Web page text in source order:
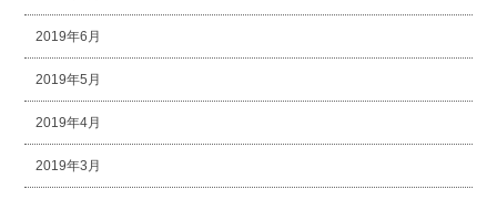
2019年6月
2019年5月
2019年4月
2019年3月